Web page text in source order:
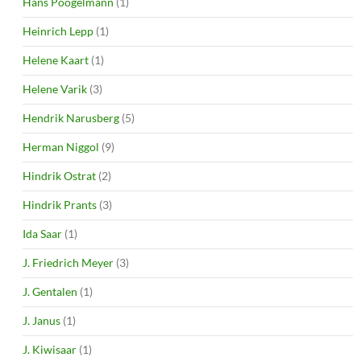
Heinrich Lepp (1)
Helene Kaart (1)
Helene Varik (3)
Hendrik Narusberg (5)
Herman Niggol (9)
Hindrik Ostrat (2)
Hindrik Prants (3)
Ida Saar (1)
J. Friedrich Meyer (3)
J. Gentalen (1)
J. Janus (1)
J. Kiwisaar (1)